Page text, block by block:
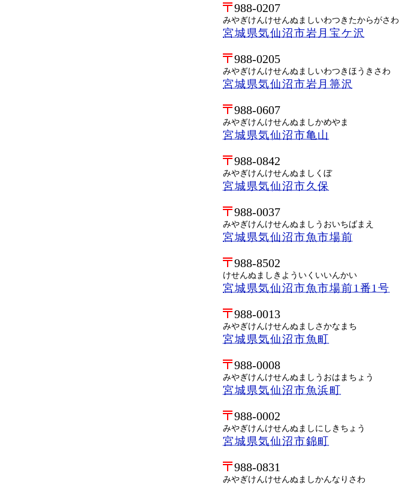
988-0207
みやぎけんけせんぬましいわつきたからがさわ
宮城県気仙沼市岩月宝ケ沢
988-0205
みやぎけんけせんぬましいわつきほうきさわ
宮城県気仙沼市岩月箒沢
988-0607
みやぎけんけせんぬましかめやま
宮城県気仙沼市亀山
988-0842
みやぎけんけせんぬましくぼ
宮城県気仙沼市久保
988-0037
みやぎけんけせんぬましうおいちばまえ
宮城県気仙沼市魚市場前
988-8502
けせんぬましきよういくいいんかい
宮城県気仙沼市魚市場前1番1号
988-0013
みやぎけんけせんぬましさかなまち
宮城県気仙沼市魚町
988-0008
みやぎけんけせんぬましうおはまちょう
宮城県気仙沼市魚浜町
988-0002
みやぎけんけせんぬましにしきちょう
宮城県気仙沼市錦町
988-0831
みやぎけんけせんぬましかんなりさわ